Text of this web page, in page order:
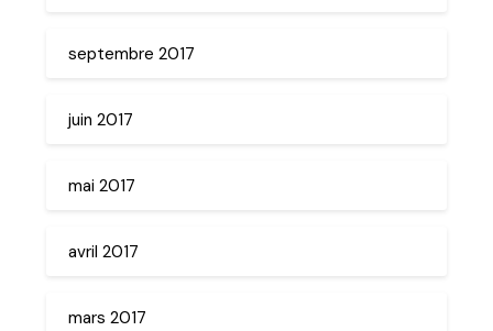
septembre 2017
juin 2017
mai 2017
avril 2017
mars 2017